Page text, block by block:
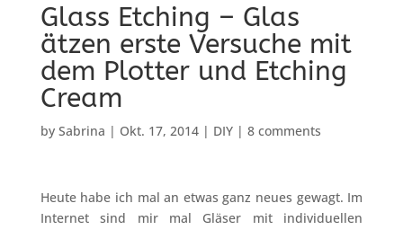
Glass Etching – Glas
ätzen erste Versuche mit
dem Plotter und Etching
Cream
by Sabrina | Okt. 17, 2014| DIY| 8 comments
Heute habe ich mal an etwas ganz neues gewagt. Im
Internet sind mir mal Gläser mit individuellen